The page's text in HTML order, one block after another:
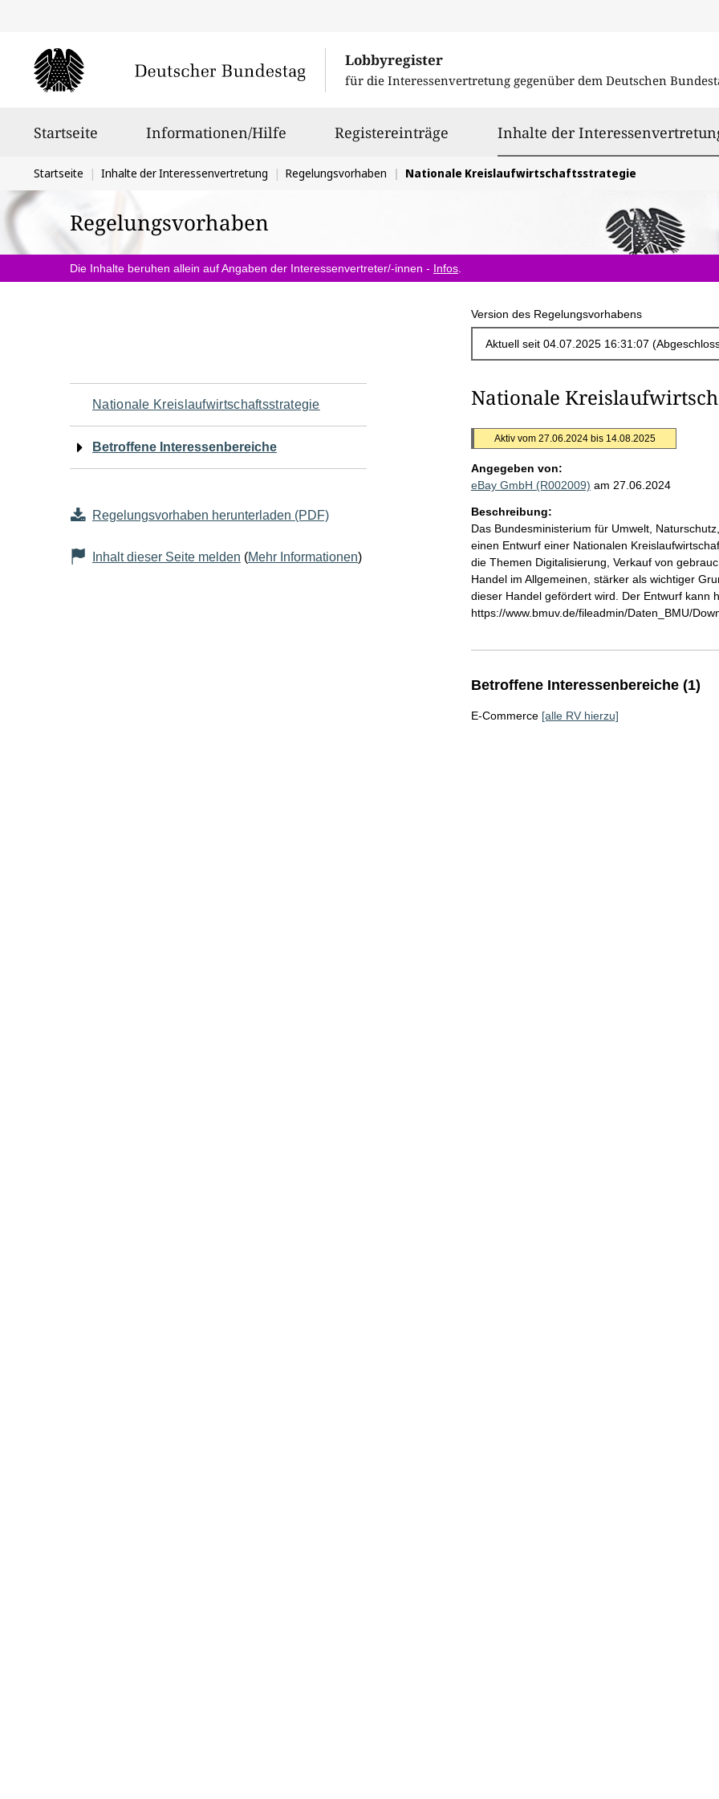
Lobbyregister
für die Interessenvertretung gegenüber dem Deutschen
Startseite Informationen/Hilfe Registereinträge Inhalte der
Sie
befinden
sich
hier:
Startseite Inhalte der Interessenvertretung Regelungsvorhaben Nationale Kreislaufwirtschaftsstrategie
Regelungsvorhaben
Die Inhalte beruhen allein auf Angaben der Interessenvertreter/-innen - Infos
Version des Regelungsvorhabens
Navigation
für
Seiteninhalt
Nationale Kreislaufwirtschaftsstrategie
Betroffene Interessenbereiche
Regelungsvorhaben herunterladen (PDF)
Inhalt dieser Seite melden (Mehr Informationen)
Nationale
Aktiv vom 27.06.2024 bis 14.08.2025
Angegeben von:
eBay GmbH (R002009) am 27.06.2024
Beschreibung:
Das Bundesministerium für Umwelt,
einen Entwurf einer Nationalen
die Themen Digitalisierung, Verkauf von
Handel im Allgemeinen, stärker als wichtiger
dieser Handel gefördert wird. Der Entwurf kann
https://www.bmuv.de/fileadmin/Daten_BMU/
Betroffene Interessenbereiche (1)
E-Commerce [alle RV hierzu]